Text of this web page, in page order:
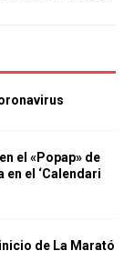
el «Popap» de
en el ‘Calendari
de La Marató